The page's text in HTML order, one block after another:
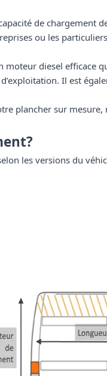
de chargement
ou les
moteur diesel efficace
Il est
plancher sur mesure,
les versions du